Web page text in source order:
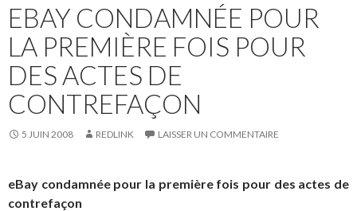
EBAY CONDAMNÉE POUR
LA PREMIÈRE FOIS POUR
DES ACTES DE
CONTREFAÇON
5 JUIN 2008 REDLINK LAISSER UN COMMENTAIRE
eBay condamnée pour la première fois pour des actes de
contrefaçon